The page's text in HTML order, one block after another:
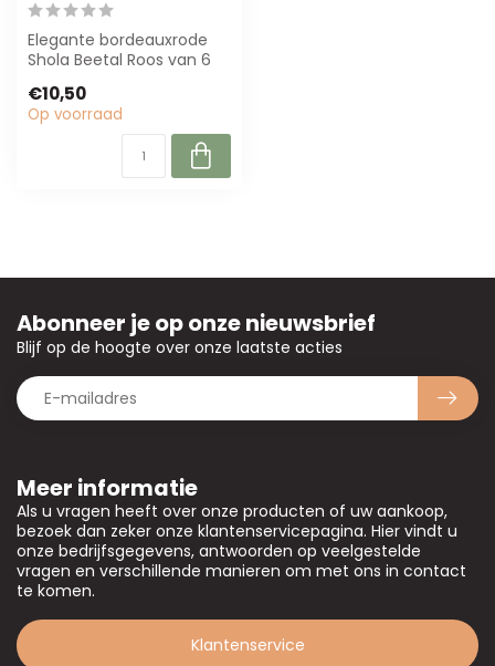
Elegante bordeauxrode
Shola Beetal Roos van 6
voor bloem...
€10,50
Op voorraad
Meer informatie
Als u vragen heeft over onze producten of uw aankoop,
bezoek dan zeker onze klantenservicepagina. Hier vindt u
onze bedrijfsgegevens, antwoorden op veelgestelde
vragen en verschillende manieren om met ons in contact
te komen.
Klantenservice
Abonneer je op onze nieuwsbrief
Blijf op de hoogte over onze laatste acties